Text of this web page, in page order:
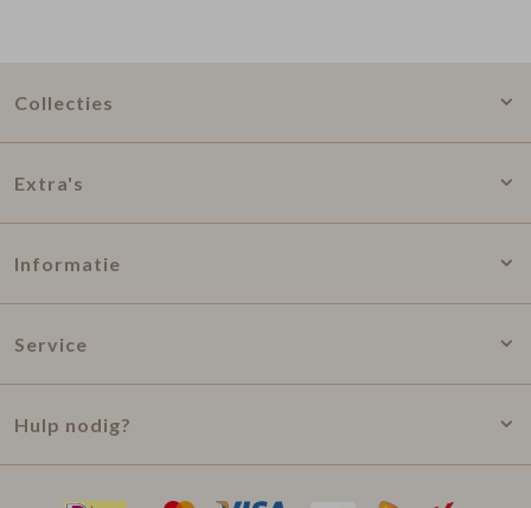
Collecties
Extra's
Informatie
Service
Hulp nodig?